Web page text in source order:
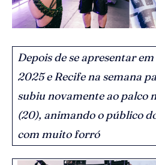
Depois de se apresentar
2025 e Recife na semana
subiu novamente ao palco
(20), animando o público
com muito forró